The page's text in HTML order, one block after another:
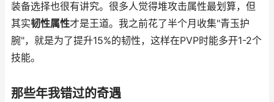
装备选择也很有讲究。很多人觉得堆攻击属性最划算，但
其实韧性属性才是王道。我之前花了半个月收集"青玉护
腕"，就是为了提升15%的韧性，这样在PVP时能多开1-2个
技能。
那些年我错过的奇遇